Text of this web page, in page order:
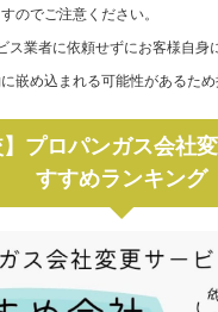
のでご注意ください。
ス業者に依頼せずにお客様自身
嵌め込まれる可能性があるため
】プロパンガス会社
すすめランキング